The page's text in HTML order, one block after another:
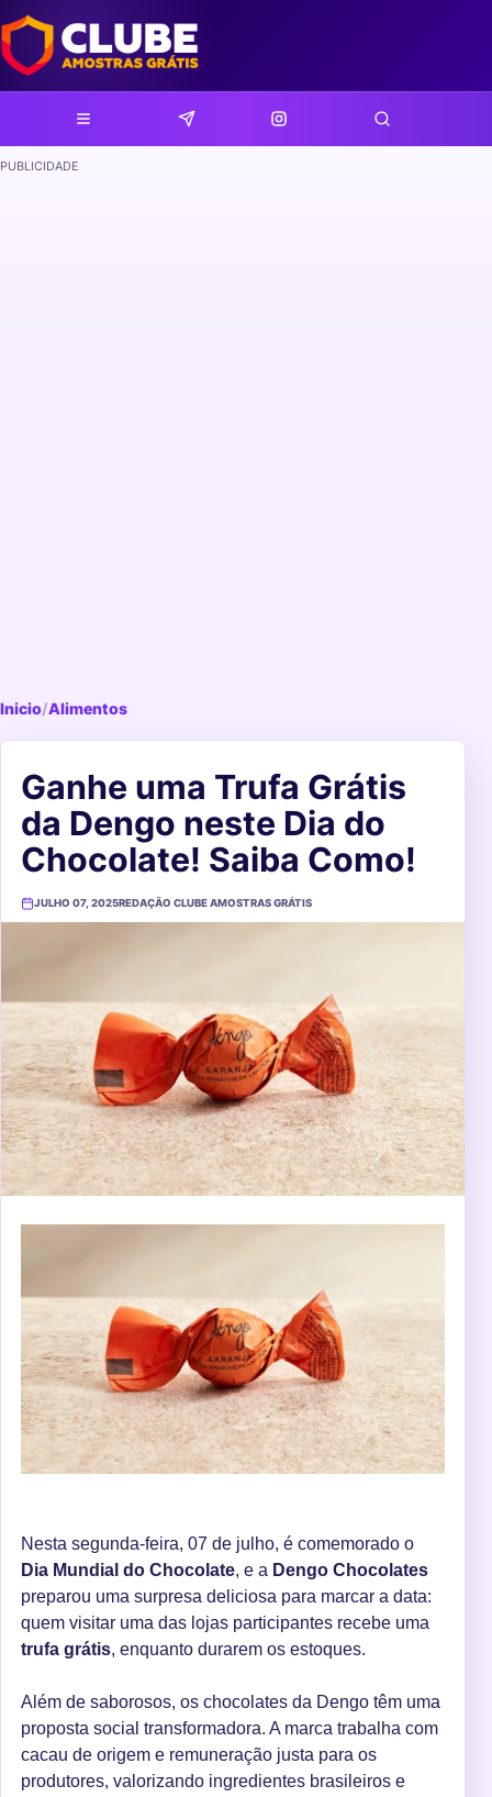
PUBLICIDADE
Inicio/Alimentos
Ganhe uma Trufa Grátis
da Dengo neste Dia do
Chocolate! Saiba Como!
JULHO 07, 2025REDAÇÃO CLUBE AMOSTRAS GRÁTIS
Nesta segunda-feira, 07 de julho, é comemorado o
Dia Mundial do Chocolate, e a Dengo Chocolates
preparou uma surpresa deliciosa para marcar a data:
quem visitar uma das lojas participantes recebe uma
trufa grátis, enquanto durarem os estoques.
Além de saborosos, os chocolates da Dengo têm uma
proposta social transformadora. A marca trabalha com
cacau de origem e remuneração justa para os
produtores, valorizando ingredientes brasileiros e